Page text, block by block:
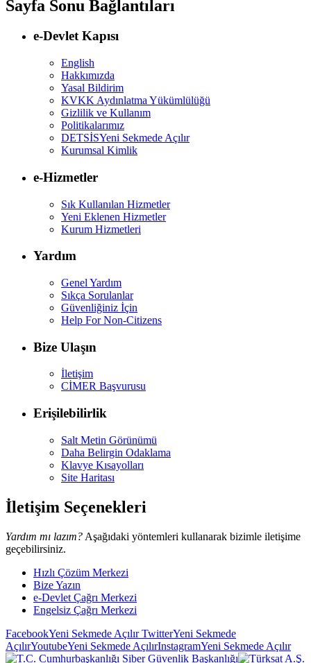
Sayfa Sonu Bağlantıları
e-Devlet Kapısı
English
Hakkımızda
Yasal Bildirim
KVKK Aydınlatma Yükümlülüğü
Gizlilik ve Kullanım
Politikalarımız
DETSİSYeni Sekmede Açılır
Kurumsal Kimlik
e-Hizmetler
Sık Kullanılan Hizmetler
Yeni Eklenen Hizmetler
Kurum Hizmetleri
Yardım
Genel Yardım
Sıkça Sorulanlar
Güvenliğiniz İçin
Help For Non-Citizens
Bize Ulaşın
İletişim
CİMER Başvurusu
Erişilebilirlik
Salt Metin Görünümü
Daha Belirgin Odaklama
Klavye Kısayolları
Site Haritası
İletişim Seçenekleri
Yardım mı lazım? Aşağıdaki yöntemleri kullanarak bizimle iletişime
geçebilirsiniz.
Hızlı Çözüm Merkezi
Bize Yazın
e-Devlet Çağrı Merkezi
Engelsiz Çağrı Merkezi
FacebookYeni Sekmede AçılırTwitterYeni Sekmede
AçılırYoutubeYeni Sekmede AçılırInstagramYeni Sekmede Açılır